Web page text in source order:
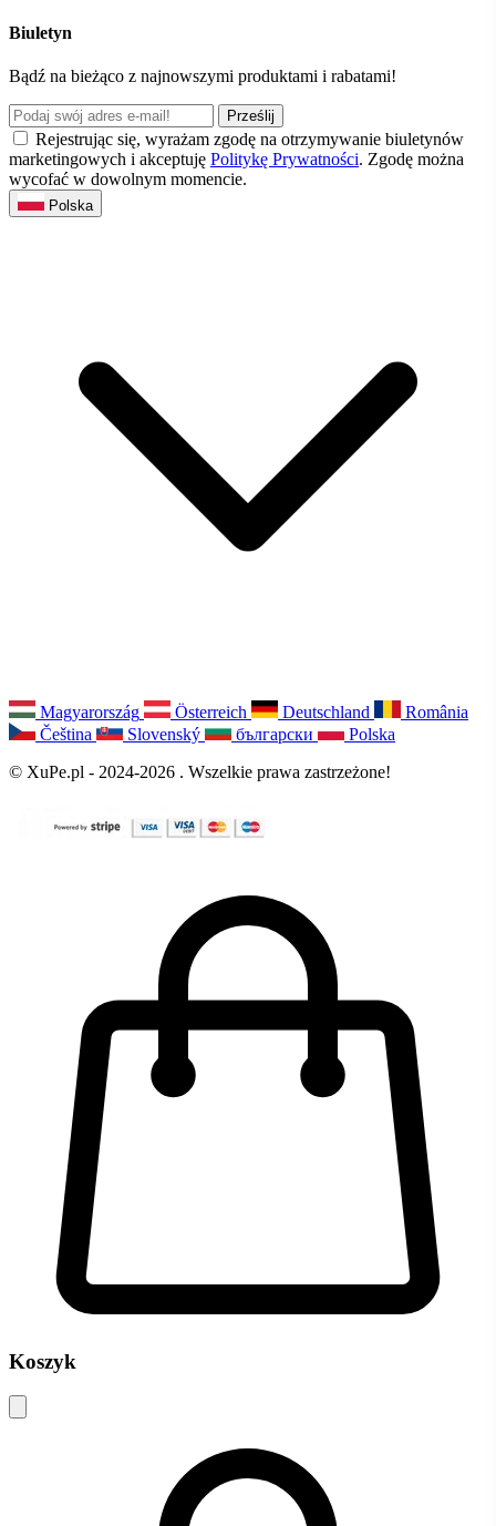
Biuletyn
Bądź na bieżąco z najnowszymi produktami i rabatami!
Prześlij
Rejestrując się, wyrażam zgodę na otrzymywanie biuletynów
marketingowych i akceptuję Politykę Prywatności. Zgodę można
wycofać w dowolnym momencie.
Polska
Magyarország Österreich Deutschland
România
Čeština
Slovenský български
Polska
© XuPe.pl - 2024-2026 . Wszelkie prawa zastrzeżone!
Koszyk